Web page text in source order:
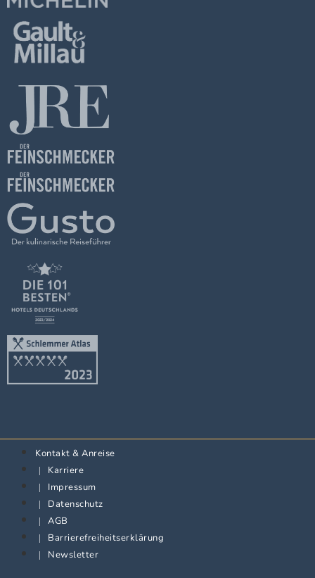
Kontakt & Anreise
Karriere
Impressum
Datenschutz
AGB
Barrierefreiheitserklärung
Newsletter